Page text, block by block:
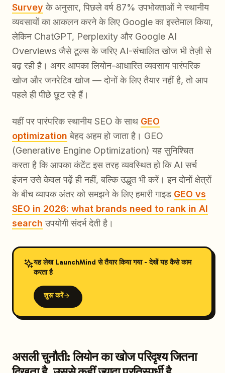
Survey के अनुसार, पिछले वर्ष 87% उपभोक्ताओं ने स्थानीय
व्यवसायों का आकलन करने के लिए Google का इस्तेमाल किया,
लेकिन ChatGPT, Perplexity और Google AI
Overviews जैसे टूल्स के जरिए AI-संचालित खोज भी तेज़ी से
बढ़ रही है। अगर आपका लियोन-आधारित व्यवसाय पारंपरिक
खोज और जनरेटिव खोज — दोनों के लिए तैयार नहीं है, तो आप
पहले ही पीछे छूट रहे हैं।
यहीं पर पारंपरिक स्थानीय SEO के साथ GEO
optimization बेहद अहम हो जाता है। GEO
(Generative Engine Optimization) यह सुनिश्चित
करता है कि आपका कंटेंट इस तरह व्यवस्थित हो कि AI सर्च
इंजन उसे केवल पढ़ें ही नहीं, बल्कि उद्धृत भी करें। इन दोनों क्षेत्रों
के बीच व्यापक अंतर को समझने के लिए हमारी गाइड GEO vs
SEO in 2026: what brands need to rank in AI
search उपयोगी संदर्भ देती है।
यह लेख LaunchMind से तैयार किया गया - देखें यह कैसे काम
करता है
शुरू करें
असली चुनौती: लियोन का खोज परिदृश्य जितना